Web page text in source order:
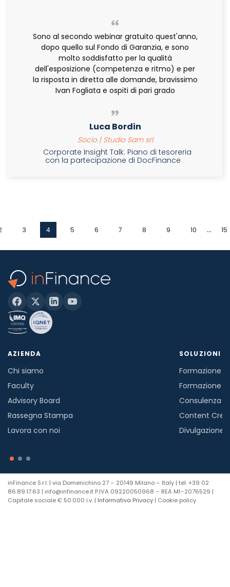
Sono al secondo webinar gratuito quest'anno,
dopo quello sul Fondo di Garanzia, e sono
molto soddisfatto per la qualità
dell'esposizione (competenza e ritmo) e per
la risposta in diretta alle domande, bravissimo
Ivan Fogliata e ospiti di pari grado
Luca Bordin
Socio | Studio Sam srl
Corporate Insight Talk: Piano di tesoreria
con la partecipazione di DocFinance
3 4 5 6 7 8 9 10 ... 15
AZIENDA
Chi siamo
Faculty
Advisory Board
Rassegna Stampa
Lavora con noi
SOLUZIONI
Formazione
Formazione
Consulenza
Content
Divulgazione
inFinance S.r.l. | via Domenichino 27 – 20149 Milano – Italy | tel. +39 02
86.89.17.63 | info@infinance.it P.IVA 09220050968 – REA MI–2076529 |
Capitale sociale € 50.000 i.v. | Informativa Privacy | Cookie policy